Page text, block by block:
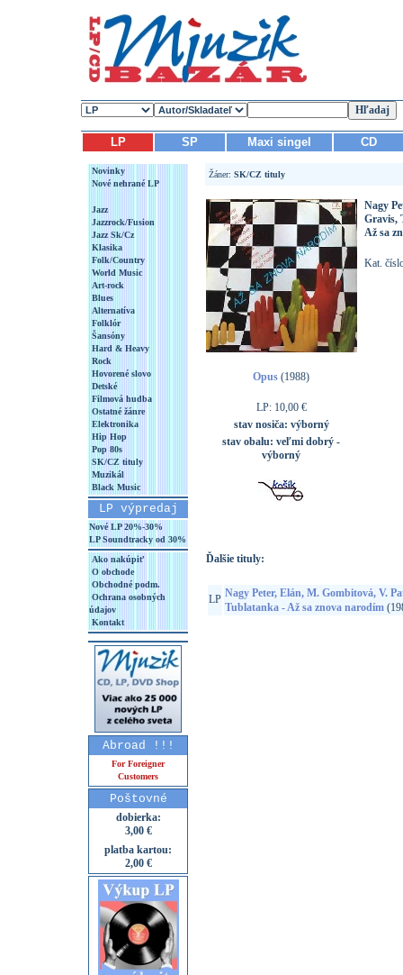
LP SP Maxi singel CD
Novinky
Nové nehrané LP
Jazz
Jazzrock/Fusion
Jazz Sk/Cz
Klasika
Folk/Country
World Music
Art-rock
Blues
Alternatíva
Folklór
Šansóny
Hard & Heavy
Rock
Hovorené slovo
Detské
Filmová hudba
Ostatné žánre
Elektronika
Hip Hop
Pop 80s
SK/CZ tituly
Muzikál
Black Music
LP výpredaj
Nové LP 20%-30%
LP Soundtracky od 30%
Ako nakúpiť
O obchode
Obchodné podm.
Ochrana osobných
údajov
Kontakt
Abroad !!!
For Foreigner
Customers
Poštovné
dobierka:
3,00 €
platba kartou:
2,00 €
Žáner: SK/CZ tituly
Opus (1988)
LP: 10,00 €
stav nosiča: výborný
stav obalu: veľmi dobrý -
výborný
Nagy
Gravis,
Až sa
Kat.
Ďalšie tituly:
LP Nagy Peter, Elán, M. Gombitová, V.
Tublatanka - Až sa znova narodím